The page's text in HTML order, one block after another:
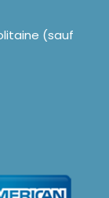
(sauf